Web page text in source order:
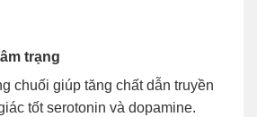
trạng
chuối giúp tăng chất dẫn truyền
tốt serotonin và dopamine.